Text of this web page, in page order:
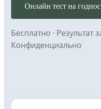
Онлайн тест на
Бесплатно · Результат
Конфиденциально